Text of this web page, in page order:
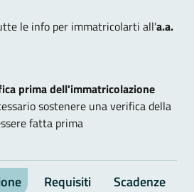
le info per immatricolarti all'a.a.
prima dell'immatricolazione
sostenere una verifica della
fatta prima
Requisiti Scadenze